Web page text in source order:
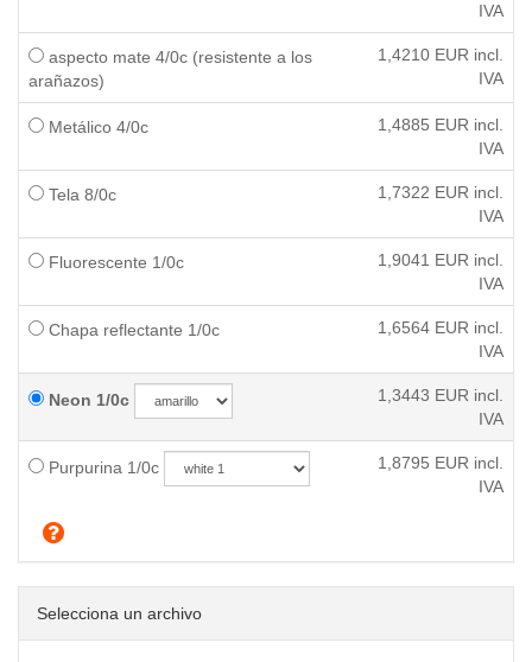
IVA
aspecto mate 4/0c (resistente a los
arañazos)
1,4210 EUR incl.
IVA
Metálico 4/0c 1,4885 EUR incl.
IVA
Tela 8/0c 1,7322 EUR incl.
IVA
Fluorescente 1/0c 1,9041 EUR incl.
IVA
Chapa reflectante 1/0c 1,6564 EUR incl.
IVA
Neon 1/0c 1,3443 EUR incl.
IVA
Purpurina 1/0c 1,8795 EUR incl.
IVA
Selecciona un archivo